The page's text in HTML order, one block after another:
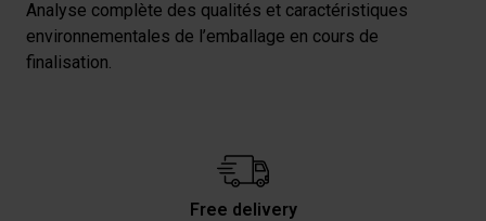
collectées lors de votre utilisation de leurs services.
Analyse complète des qualités et caractéristiques
environnementales de l’emballage en cours de
finalisation.
Free delivery